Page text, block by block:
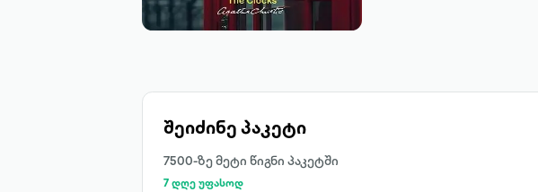
შეიძინე პაკეტი
7500-ზე მეტი წიგნი პაკეტში
7 დღე უფასოდ